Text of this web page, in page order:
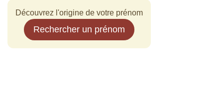
Découvrez l'origine de votre prénom
Rechercher un prénom